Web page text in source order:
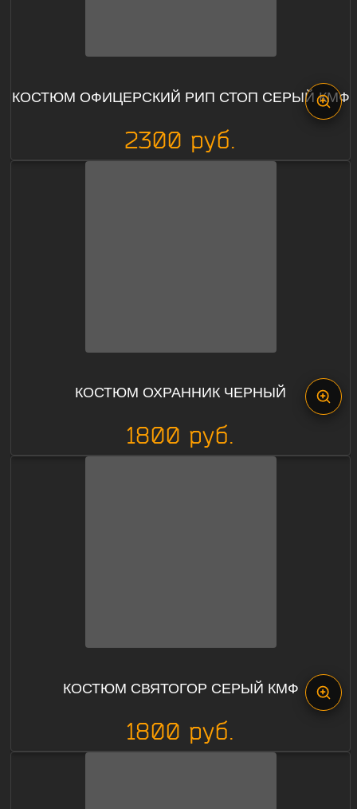
КОСТЮМ ОФИЦЕРСКИЙ РИП СТОП СЕРЫЙ КМФ
2300 руб.
КОСТЮМ ОХРАННИК ЧЕРНЫЙ
1800 руб.
КОСТЮМ СВЯТОГОР СЕРЫЙ КМФ
1800 руб.